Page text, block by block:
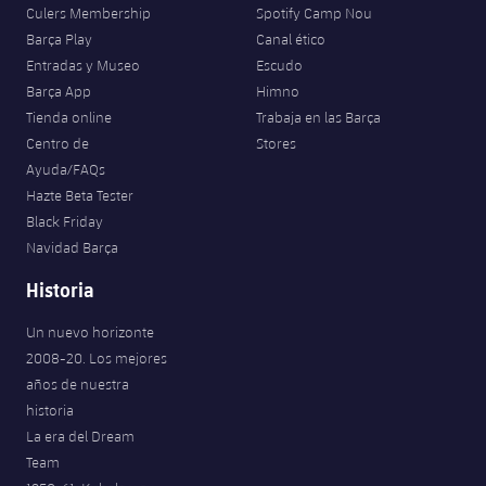
Servicios Médicos
Accesibilidad
Acreditaciones
Instalaciones
SUB8 B
Fotos
Historia
Palmarés
Infantil A
Infantil B
Entradas
Resultados
Clasificaciones
Jugadors
Fotos
Historia
Calendario
Resultados
Clasificaciones
plusicon
más
Juvenil
Cadete
Infantil
PLUSICON
MÁS
Primer equipo
plusicon
más
Actualidad
Entradas
Resultados
Clasificaciones
Barça Atlètic
plusicon
más
Actualidad
Calendario
Resultados
Base
plusicon
más
Actualidad
Campus Verano
PLUSICON
MÁS
Culers Membership
Barça Play
Entradas y Museo
Barça App
Tienda online
Centro de
Ayuda/FAQs
Hazte Beta Tester
Black Friday
Navidad Barça
Spotify Camp Nou
Canal ético
Escudo
Himno
Trabaja en las Barça
Stores
Historia
Un nuevo horizonte
2008-20. Los mejores
años de nuestra
historia
La era del Dream
Team